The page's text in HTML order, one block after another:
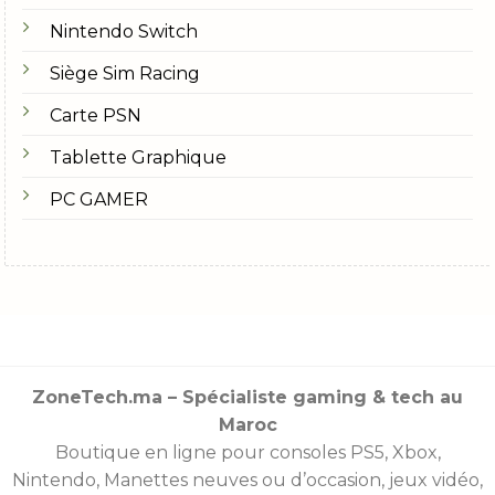
équilibre entre prix et performance.
DDR5
La nouvelle génération. Elle offre plus de vitesse et
une meilleure gestion des données. Elle reste
idéale pour les PC modernes.
La capacité reste un point essentiel. Voici un guide
simple pour bien choisir :
Nintendo Switch
Siège Sim Racing
Carte PSN
Tablette Graphique
PC GAMER
ZoneTech.ma – Spécialiste gaming & tech au
Maroc
Boutique en ligne pour consoles PS5, Xbox,
Nintendo, Manettes neuves ou d’occasion, jeux vidéo,